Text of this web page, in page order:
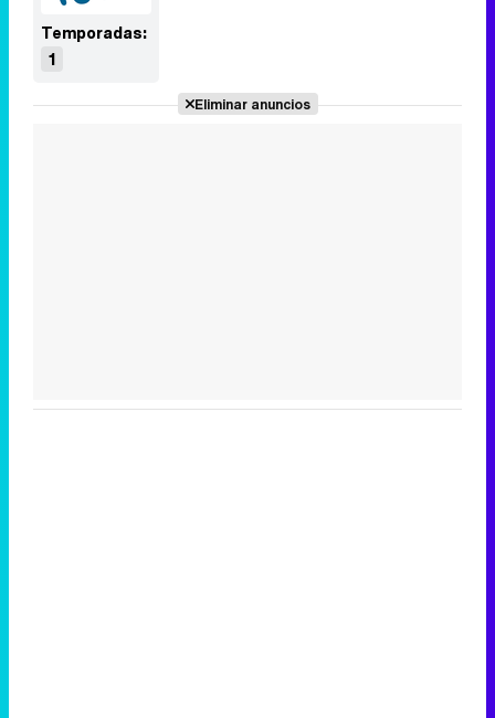
Temporadas:
1
Eliminar anuncios